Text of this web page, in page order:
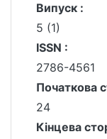
Випуск :
5 (1)
ISSN :
2786-4561
Початкова
24
Кінцева